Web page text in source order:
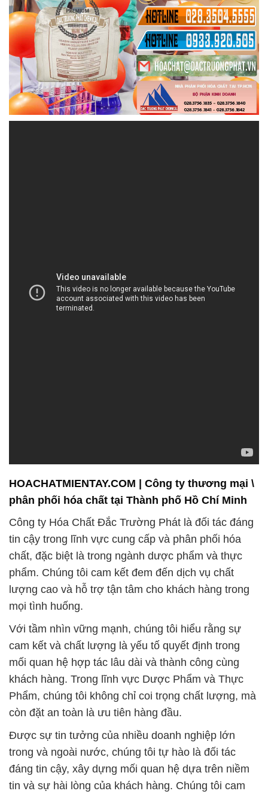
HOACHATMIENTAY.COM | Công ty thương mại \
phân phối hóa chất tại Thành phố Hồ Chí Minh
Công ty Hóa Chất Đắc Trường Phát là đối tác đáng
tin cậy trong lĩnh vực cung cấp và phân phối hóa
chất, đặc biệt là trong ngành dược phẩm và thực
phẩm. Chúng tôi cam kết đem đến dịch vụ chất
lượng cao và hỗ trợ tận tâm cho khách hàng trong
mọi tình huống.
Với tầm nhìn vững mạnh, chúng tôi hiểu rằng sự
cam kết và chất lượng là yếu tố quyết định trong
mối quan hệ hợp tác lâu dài và thành công cùng
khách hàng. Trong lĩnh vực Dược Phẩm và Thực
Phẩm, chúng tôi không chỉ coi trọng chất lượng, mà
còn đặt an toàn là ưu tiên hàng đầu.
Được sự tin tưởng của nhiều doanh nghiệp lớn
trong và ngoài nước, chúng tôi tự hào là đối tác
đáng tin cậy, xây dựng mối quan hệ dựa trên niềm
tin và sự hài lòng của khách hàng. Chúng tôi cam